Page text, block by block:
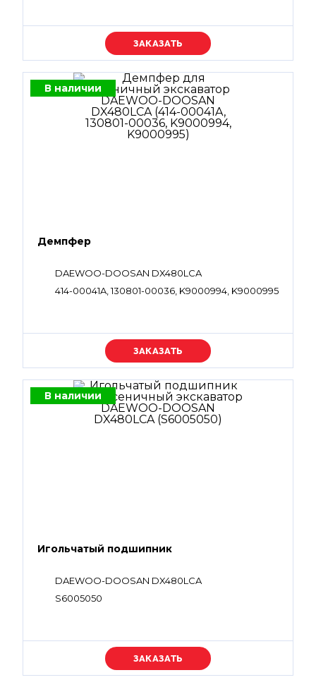
Уточняйте цену
В наличии
Демпфер
DAEWOO-DOOSAN DX480LCA
414-00041A, 130801-00036, K9000994, K9000995
Уточняйте цену
В наличии
Игольчатый подшипник
DAEWOO-DOOSAN DX480LCA
S6005050
Уточняйте цену